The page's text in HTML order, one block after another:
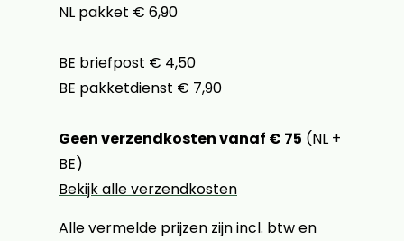
NL pakket € 6,90
BE briefpost € 4,50
BE pakketdienst € 7,90
Geen verzendkosten vanaf € 75 (NL +
BE)
Bekijk alle verzendkosten
Alle vermelde prijzen zijn incl. btw en